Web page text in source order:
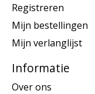
Registreren
Mijn bestellingen
Mijn verlanglijst
Informatie
Over ons